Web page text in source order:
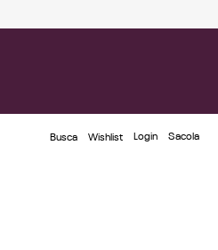
Busca Wishlist Login